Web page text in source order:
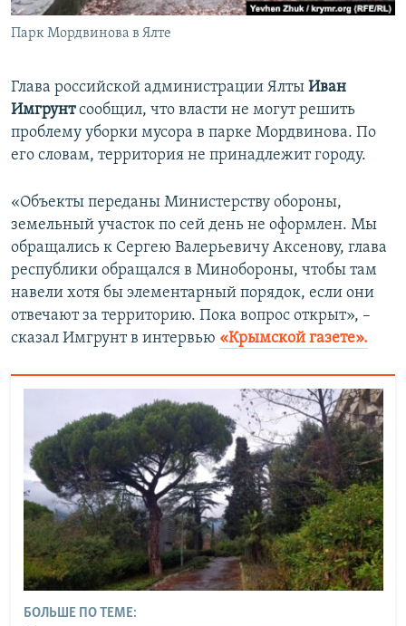
ELIFBE
УКРАИНСКАЯ ПРОБЛЕМА КРЫМА
Парк Мордвинова в Ялте
Глава российской администрации Ялты Иван
Имгрунтсообщил, что власти не могут решить
проблему уборки мусора в парке Мордвинова. По
его словам, территория не принадлежит городу.
«Объекты переданы Министерству обороны,
земельный участок по сей день не оформлен. Мы
обращались к Сергею Валерьевичу Аксенову, глава
республики обращался в Минобороны, чтобы там
навели хотя бы элементарный порядок, если они
отвечают за территорию. Пока вопрос открыт», –
сказал Имгрунт в интервью «Крымской газете».
БОЛЬШЕ ПО ТЕМЕ: